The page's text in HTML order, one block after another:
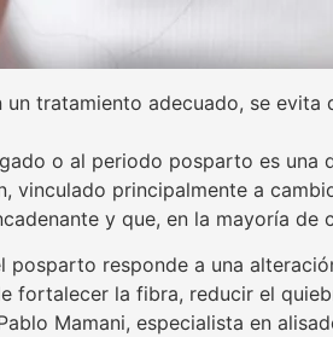
tratamiento adecuado, se
o al periodo posparto es una
vinculado principalmente a
y que, en la mayoría de
posparto responde a una
fortalecer la fibra, reducir el
Mamani, especialista en